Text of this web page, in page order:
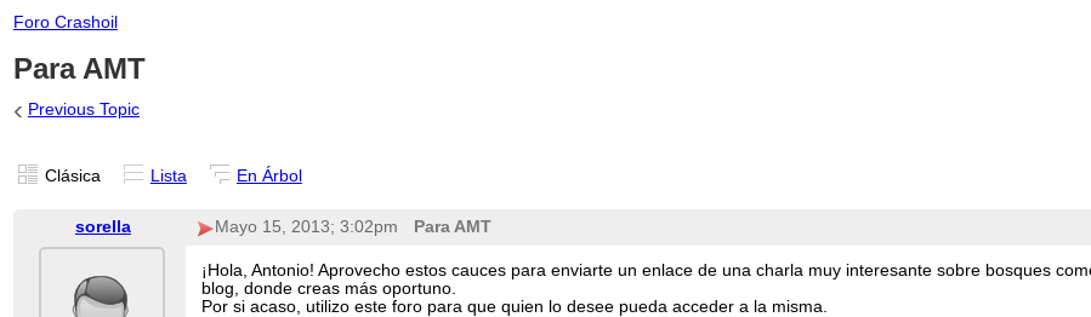
Foro Crashoil
Para AMT
‹ Previous Topic
Clásica Lista En Árbol
sorella Mayo 15, 2013; 3:02pm Para AMT
¡Hola, Antonio! Aprovecho estos cauces para enviarte un enlace de una charla muy interesante sobre bosques
blog, donde creas más oportuno.
Por si acaso, utilizo este foro para que quien lo desee pueda acceder a la misma.